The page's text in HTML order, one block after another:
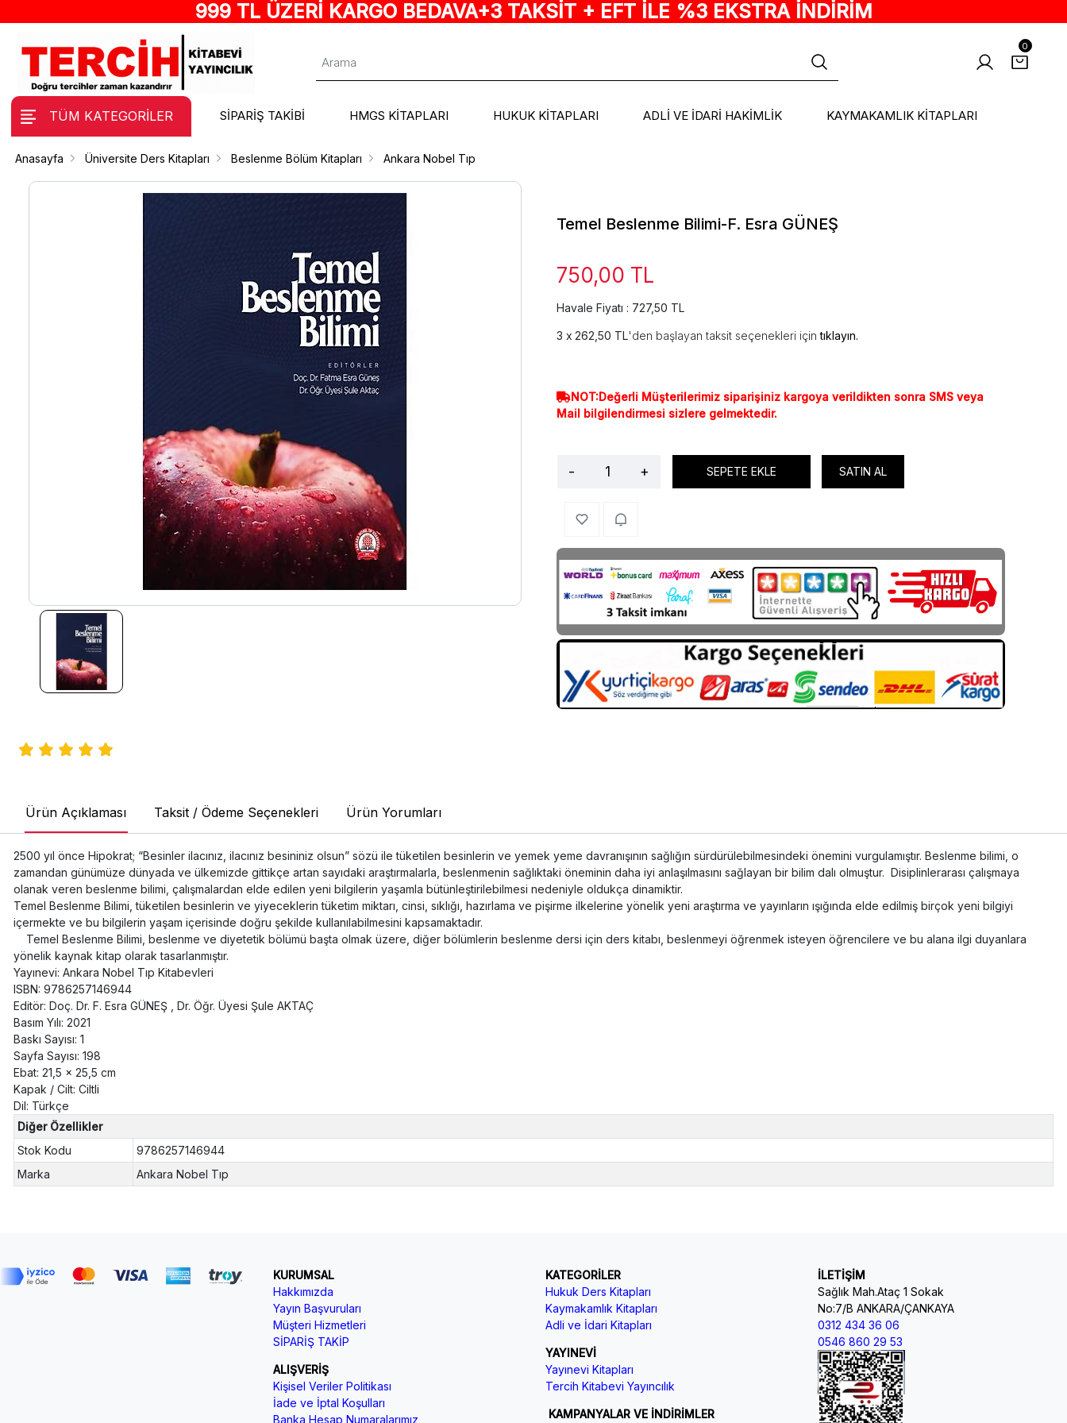
999 TL ÜZERİ KARGO BEDAVA+3 TAKSİT + EFT İLE %3 EKSTRA İNDİRİM
0
TÜM KATEGORİLER SİPARİŞ TAKİBİ HMGS KİTAPLARI HUKUK KİTAPLARI ADLİ VE İDARİ HAKİMLİK KAYMAKAMLIK KİTAPLARI
Anasayfa Üniversite Ders Kitapları Beslenme Bölüm Kitapları Ankara Nobel Tıp
Temel Beslenme Bilimi-F. Esra GÜNEŞ
750,00 TL
Havale Fiyatı : 727,50 TL
262,50 TL'den başlayan taksit seçenekleri içintıklayın.
NOT:Değerli Müşterilerimiz siparişiniz kargoya verildikten sonra SMS veya
Mail bilgilendirmesi sizlere gelmektedir.
- + SEPETE EKLE SATIN AL
Ürün Açıklaması Taksit / Ödeme Seçenekleri Ürün Yorumları
2500 yıl önce Hipokrat; “Besinler ilacınız, ilacınız besininiz olsun” sözü ile tüketilen besinlerin ve yemek yeme davranışının sağlığın sürdürülebilmesindeki önemini vurgulamıştır. Beslenme bilimi, o
zamandan günümüze dünyada ve ülkemizde gittikçe artan sayıdaki araştırmalarla, beslenmenin sağlıktaki öneminin daha iyi anlaşılmasını sağlayan bir bilim dalı olmuştur. Disiplinlerarası çalışmaya
olanak veren beslenme bilimi, çalışmalardan elde edilen yeni bilgilerin yaşamla bütünleştirilebilmesi nedeniyle oldukça dinamiktir.
Temel Beslenme Bilimi, tüketilen besinlerin ve yiyeceklerin tüketim miktarı, cinsi, sıklığı, hazırlama ve pişirme ilkelerine yönelik yeni araştırma ve yayınların ışığında elde edilmiş birçok yeni bilgiyi
içermekte ve bu bilgilerin yaşam içerisinde doğru şekilde kullanılabilmesini kapsamaktadır.
Temel Beslenme Bilimi, beslenme ve diyetetik bölümü başta olmak üzere, diğer bölümlerin beslenme dersi için ders kitabı, beslenmeyi öğrenmek isteyen öğrencilere ve bu alana ilgi duyanlara
yönelik kaynak kitap olarak tasarlanmıştır.
Yayınevi: Ankara Nobel Tıp Kitabevleri
ISBN: 9786257146944
Editör: Doç. Dr. F. Esra GÜNEŞ , Dr. Öğr. Üyesi Şule AKTAÇ
Basım Yılı: 2021
Baskı Sayısı: 1
Sayfa Sayısı: 198
Ebat: 21,5 x 25,5 cm
Kapak / Cilt: Ciltli
Dil: Türkçe
Diğer Özellikler
Stok Kodu
9786257146944
Marka
Ankara Nobel Tıp
KURUMSAL
Hakkımızda
Yayın Başvuruları
Müşteri Hizmetleri
SİPARİŞ TAKİP
ALIŞVERİŞ
Kişisel Veriler Politikası
İade ve İptal Koşulları
Banka Hesap Numaralarımız
KATEGORİLER
Hukuk Ders Kitapları
Kaymakamlık Kitapları
Adli ve İdari Kitapları
YAYINEVİ
Yayınevi Kitapları
Tercih Kitabevi Yayıncılık
KAMPANYALAR VE İNDİRİMLER
İLETİŞİM
Sağlık Mah.Ataç 1 Sokak
No:7/B ANKARA/ÇANKAYA
0312 434 36 06
0546 860 29 53